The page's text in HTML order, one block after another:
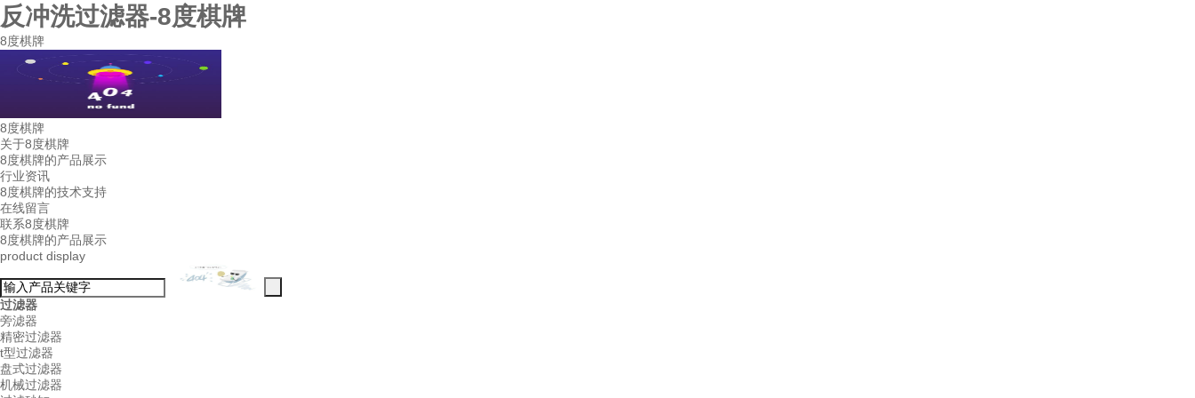
反冲洗过滤器-8度棋牌
8度棋牌
8度棋牌
关于8度棋牌
8度棋牌的产品展示
行业资讯
8度棋牌的技术支持
在线留言
联系8度棋牌
8度棋牌的产品展示
product display
过滤器
旁滤器
精密过滤器
t型过滤器
盘式过滤器
机械过滤器